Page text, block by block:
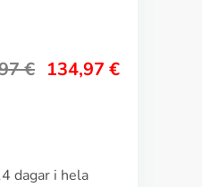
€ 134,97 €
dagar i hela